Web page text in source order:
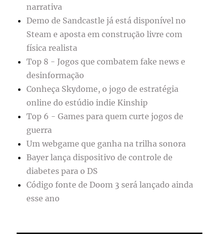
narrativa
Demo de Sandcastle já está disponível no
Steam e aposta em construção livre com
física realista
Top 8 - Jogos que combatem fake news e
desinformação
Conheça Skydome, o jogo de estratégia
online do estúdio indie Kinship
Top 6 - Games para quem curte jogos de
guerra
Um webgame que ganha na trilha sonora
Bayer lança dispositivo de controle de
diabetes para o DS
Código fonte de Doom 3 será lançado ainda
esse ano